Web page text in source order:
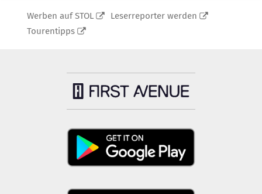
Werben auf STOL
Leserreporter werden
Tourentipps